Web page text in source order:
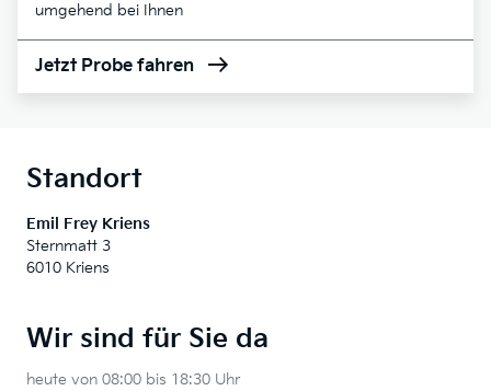
umgehend bei Ihnen
Jetzt Probe fahren
Standort
Emil Frey Kriens
Sternmatt 3
6010 Kriens
Wir sind für Sie da
heute von 08:00 bis 18:30 Uhr